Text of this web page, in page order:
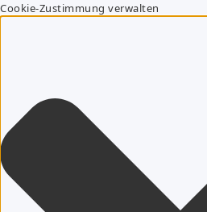
Cookie-Zustimmung verwalten